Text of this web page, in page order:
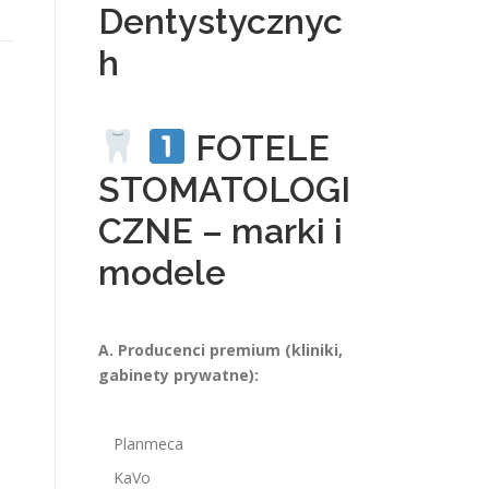
Dentystycznyc
h
FOTELE
STOMATOLOGI
CZNE – marki i
modele
A. Producenci premium (kliniki,
gabinety prywatne):
Planmeca
KaVo